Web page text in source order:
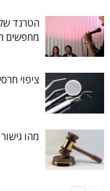
הטרנד
מחפשים
ציפוי
מהו גישור